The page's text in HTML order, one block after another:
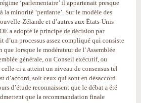
‘parlementaire’ il appartenait presque
la minorité ‘perdante’. Sur le modèle des
Zélande et d’autres aux États-Unis
a adopté le principe de décision par
d’un processus assez compliqué qui consiste
que lorsque le modérateur de l’Assemblée
générale, ou Conseil exécutif, ou
ci a atteint un niveau de consensus tel
d’accord, soit ceux qui sont en désaccord
d’étude reconnaissent que le débat a été
que la recommandation finale